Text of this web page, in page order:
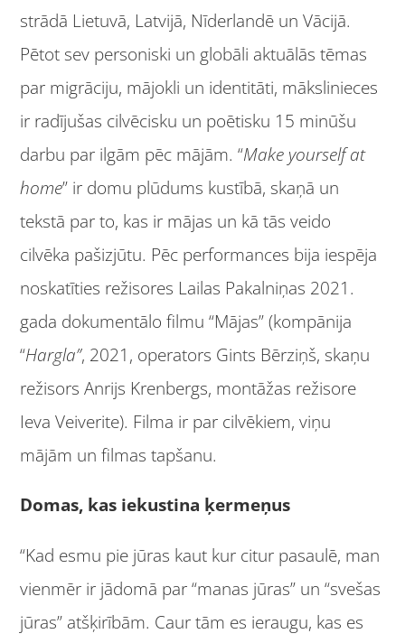
strādā Lietuvā, Latvijā, Nīderlandē un Vācijā.
Pētot sev personiski un globāli aktuālās tēmas
par migrāciju, mājokli un identitāti, mākslinieces
ir radījušas cilvēcisku un poētisku 15 minūšu
darbu par ilgām pēc mājām. “Make yourself at
home” ir domu plūdums kustībā, skaņā un
tekstā par to, kas ir mājas un kā tās veido
cilvēka pašizjūtu. Pēc performances bija iespēja
noskatīties režisores Lailas Pakalniņas 2021.
gada dokumentālo filmu “Mājas” (kompānija
“Hargla”, 2021, operators Gints Bērziņš, skaņu
režisors Anrijs Krenbergs, montāžas režisore
Ieva Veiverite). Filma ir par cilvēkiem, viņu
mājām un filmas tapšanu.
Domas, kas iekustina ķermeņus
“Kad esmu pie jūras kaut kur citur pasaulē, man
vienmēr ir jādomā par “manas jūras” un “svešas
jūras” atšķirībām. Caur tām es ieraugu, kas es